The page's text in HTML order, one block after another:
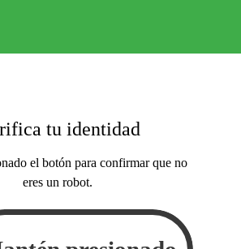
tu identidad
el botón para confirmar que no
eres un robot.